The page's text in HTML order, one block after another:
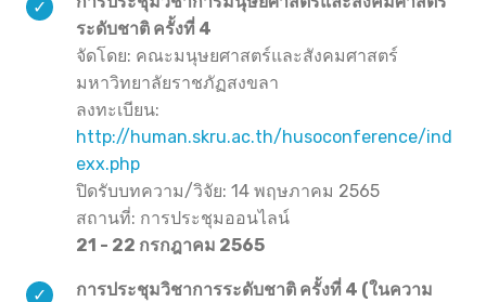
ระดับชาติ ครั้งที่ 4
จัดโดย: คณะมนุษยศาสตร์และสังคมศาสตร์
มหาวิทยาลัยราชภัฏสงขลา
ลงทะเบียน:
http://human.skru.ac.th/husoconference/ind
exx.php
ปิดรับบทความ/วิจัย: 14 พฤษภาคม 2565
สถานที่: การประชุมออนไลน์
21 - 22 กรกฎาคม 2565
การประชุมวิชาการระดับชาติ ครั้งที่ 4 (ในความ